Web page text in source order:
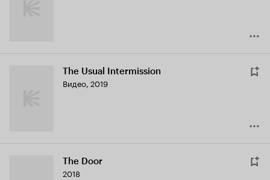
The Usual Intermission
Видео, 2019
The Door
2018